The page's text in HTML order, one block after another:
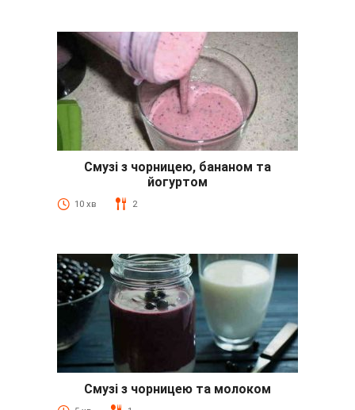
Смузі з чорницею, бананом та
йогуртом
10 хв 2
Смузі з чорницею та молоком